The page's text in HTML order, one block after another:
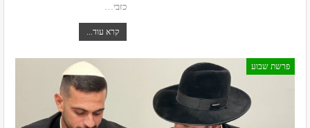
כזבי
קרא עוד...
פרשת שבוע